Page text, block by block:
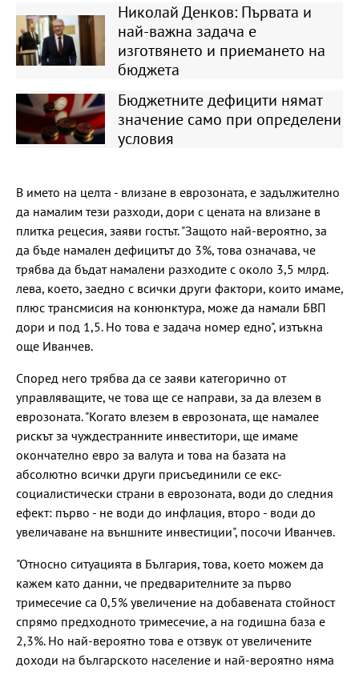
Николай Денков: Първата и
най-важна задача е
изготвянето и приемането на
бюджета
Бюджетните дефицити нямат
значение само при определени
условия
В името на целта - влизане в еврозоната, е задължително
да намалим тези разходи, дори с цената на влизане в
плитка рецесия, заяви гостът. "Защото най-вероятно, за
да бъде намален дефицитът до 3%, това означава, че
трябва да бъдат намалени разходите с около 3,5 млрд.
лева, което, заедно с всички други фактори, които имаме,
плюс трансмисия на конюнктура, може да намали БВП
дори и под 1,5. Но това е задача номер едно", изтъкна
още Иванчев.
Според него трябва да се заяви категорично от
управляващите, че това ще се направи, за да влезем в
еврозоната. "Когато влезем в еврозоната, ще намалее
рискът за чуждестранните инвеститори, ще имаме
окончателно евро за валута и това на базата на
абсолютно всички други присъединили се екс-
социалистически страни в еврозоната, води до следния
ефект: първо - не води до инфлация, второ - води до
увеличаване на външните инвестиции", посочи Иванчев.
"Относно ситуацията в България, това, което можем да
кажем като данни, че предварителните за първо
тримесечие са 0,5% увеличение на добавената стойност
спрямо предходното тримесечие, а на годишна база е
2,3%. Но най-вероятно това е отзвук от увеличените
доходи на българското население и най-вероятно няма